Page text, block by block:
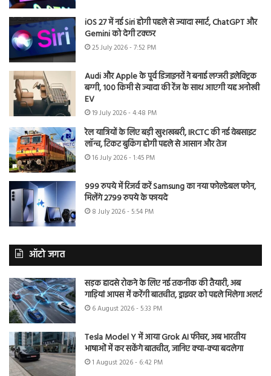
iOS 27 में नई Siri होगी पहले से ज्यादा स्मार्ट, ChatGPT और
Gemini को देगी टक्कर
25 July 2026 - 7:52 PM
Audi और Apple के पूर्व डिजाइनरों ने बनाई लग्जरी इलेक्ट्रिक
बग्गी, 100 किमी से ज्यादा की रेंज के साथ आएगी यह अनोखी
EV
19 July 2026 - 4:48 PM
रेल यात्रियों के लिए बड़ी खुशखबरी, IRCTC की नई वेबसाइट
लॉन्च, टिकट बुकिंग होगी पहले से आसान और तेज
16 July 2026 - 1:45 PM
999 रुपये में रिजर्व करें Samsung का नया फोल्डेबल फोन,
मिलेंगे 2799 रुपये के फायदे
8 July 2026 - 5:54 PM
ऑटो जगत
सड़क हादसे रोकने के लिए नई तकनीक की तैयारी, अब
गाड़ियां आपस में करेंगी बातचीत, ड्राइवर को पहले मिलेगा अलर्ट
6 August 2026 - 5:33 PM
Tesla Model Y में आया Grok AI फीचर, अब भारतीय
भाषाओं में कर सकेंगे बातचीत, जानिए क्या-क्या बदलेगा
1 August 2026 - 6:42 PM